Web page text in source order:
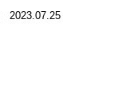
2023.07.25